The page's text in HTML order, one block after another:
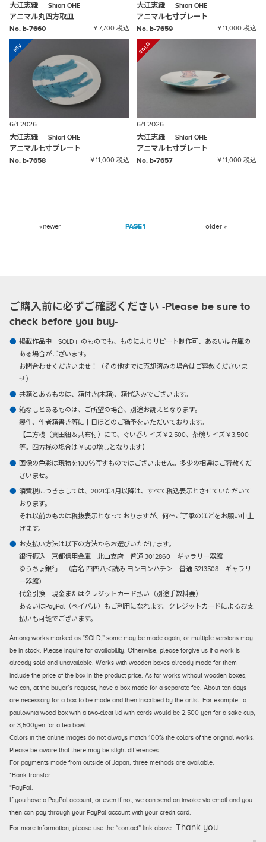
大江志織
Shiori OHE
アニマル丸四方取皿
No. b-7660
￥7,700 税込
大江志織
Shiori OHE
アニマル七寸プレート
No. b-7659
￥11,000 税込
6/1 2026
大江志織
Shiori OHE
アニマル七寸プレート
No. b-7658
￥11,000 税込
6/1 2026
大江志織
Shiori OHE
アニマル七寸プレート
No. b-7657
￥11,000 税込
« newer 1 older »
ご購入前に必ずご確認ください -Please be sure to
check before you buy-
掲載作品中「SOLD」のものでも、ものによりリピート制作可、あるいは在庫の
ある場合がございます。
お問合わせくださいませ！（その他すでに売却済みの場合はご容赦くださいま
せ）
共箱とあるものは、箱付き(木箱)、箱代込みでございます。
箱なしとあるものは、ご所望の場合、別途お誂えとなります。
製作、作者箱書き等に十日ほどのご猶予をいただいております。
【二方桟（真田紐＆共布付）にて、ぐい呑サイズ￥2,500、茶碗サイズ￥3,500
等。四方桟の場合は￥500増しとなります】
画像の色彩は現物を100％写すものではございません。多少の相違はご容赦くだ
さいませ。
消費税につきましては、2021年4月以降は、すべて税込表示とさせていただいて
おります。
それ以前のものは税抜表示となっておりますが、何卒ご了承のほどをお願い申上
げます。
お支払い方法は以下の方法からお選びいただけます。
銀行振込京都信用金庫 北山支店 普通 3012860 ギャラリー器館
ゆうちょ銀行 （店名 四四八＜読み ヨンヨンハチ＞ 普通 5213508 ギャラリ
ー器館）
代金引換現金またはクレジットカード払い（別途手数料要）
あるいはPayPal（ペイパル）もご利用になれます。クレジットカードによるお支
払いも可能でございます。
Among works marked as “SOLD,” some may be made again, or multiple versions may
be in stock. Please inquire for availability. Otherwise, please forgive us if a work is
already sold and unavailable. Works with wooden boxes already made for them
include the price of the box in the product price. As for works without wooden boxes,
we can, at the buyer’s request, have a box made for a separate fee. About ten days
are necessary for a box to be made and then inscribed by the artist. For example : a
paulownia wood box with a two-cleat lid with cords would be 2,500 yen for a sake cup,
or 3,500yen for a tea bowl.
Colors in the online images do not always match 100% the colors of the original works.
Please be aware that there may be slight differences.
For payments made from outside of Japan, three methods are available.
*Bank transfer
*PayPal.
If you have a PayPal account, or even if not, we can send an invoice via email and you
then can pay through your PayPal account with your credit card.
For more information, please use the “contact” link above. Thank you.